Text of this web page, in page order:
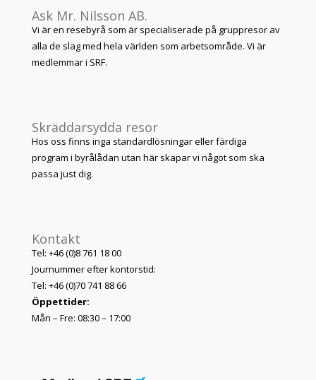
Ask Mr. Nilsson AB.
Vi är en resebyrå som är specialiserade på gruppresor av
alla de slag med hela världen som arbetsområde. Vi är
medlemmar i SRF.
Skräddarsydda resor
Hos oss finns inga standardlösningar eller färdiga
program i byrålådan utan här skapar vi något som ska
passa just dig.
Kontakt
Tel: +46 (0)8 761 18 00
Journummer efter kontorstid:
Tel: +46 (0)70 741 88 66
Öppettider:
Mån – Fre: 08:30 – 17:00